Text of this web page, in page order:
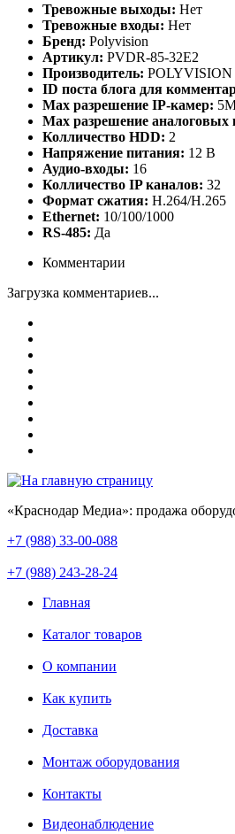
Тревожные выходы: Нет
Тревожные входы: Нет
Бренд: Polyvision
Артикул: PVDR-85-32E2
Производитель:
ID поста блога для
Max разрешение IP-камер:
Max разрешение аналоговых
Колличество HDD: 2
Напряжение питания: 12 B
Аудио-входы: 16
Колличество IP каналов: 32
Формат сжатия: H.264/H.265
Ethernet: 10/100/1000
RS-485: Да
Комментарии
Загрузка комментариев...
«Краснодар Медиа»: продажа
+7 (988) 33-00-088
+7 (988) 243-28-24
Главная
Каталог товаров
О компании
Как купить
Доставка
Монтаж оборудования
Контакты
Видеонаблюдение